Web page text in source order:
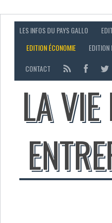
LES INFOS DU PAYS GALLO
EDITION ÉCONOMIE
EDITION
CONTACT
LA